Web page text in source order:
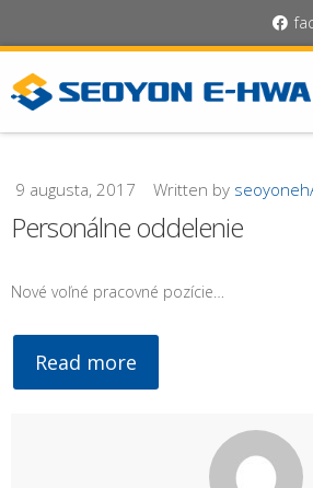
9 augusta, 2017 Written by
Personálne oddelenie
Nové voľné pracovné pozície…
Read more